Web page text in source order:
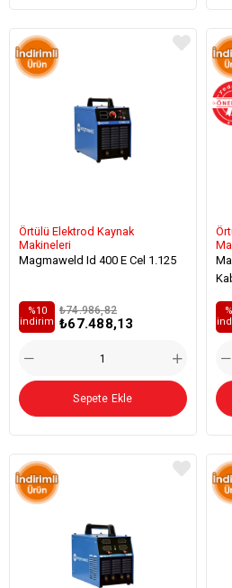
Örtülü Elektrod Kaynak
Makineleri
Magmaweld Id 400 E Cel 1.125
₺67.488,13
₺74.986,82
%10
i̇ndirim
Sepete Ekle